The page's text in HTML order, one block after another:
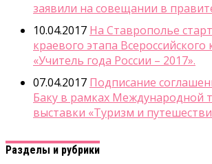
заявили на совещании в
10.04.2017 На Ставрополье
краевого этапа Всероссийского
«Учитель года России – 2017».
07.04.2017 Подписание
Баку в рамках Международной
выставки «Туризм и
Разделы и рубрики